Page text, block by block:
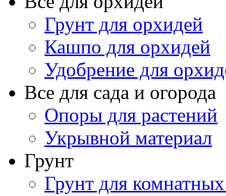
Грунт для орхидей
Кашпо для орхидей
Удобрение для
Все для сада и огорода
Опоры для растений
Укрывной материал
Грунт
Грунт для